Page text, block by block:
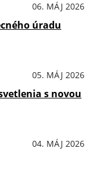
06. MÁJ 2026
úradu
05. MÁJ 2026
s novou
04. MÁJ 2026